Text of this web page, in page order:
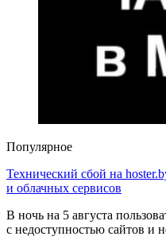
Популярное
Технический сбой на
и облачных сервисов
В ночь на 5 августа
с недоступностью сайтов и